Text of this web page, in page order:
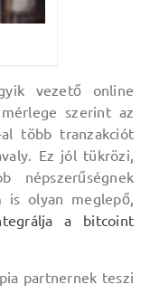
vezető online
szerint az
több tranzakciót
Ez jól tükrözi,
népszerűségnek
olyan meglepő,
a bitcoint
partnernek teszi